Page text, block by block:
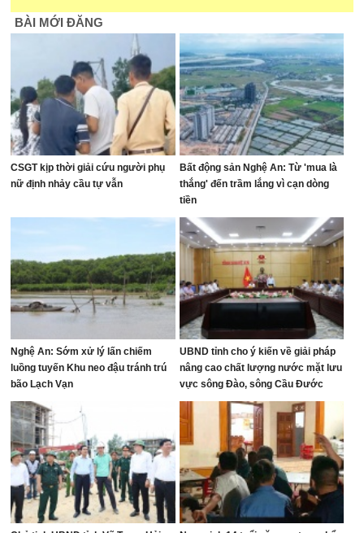
BÀI MỚI ĐĂNG
CSGT kịp thời giải cứu người phụ
nữ định nhảy cầu tự vẫn
Bất động sản Nghệ An: Từ 'mua là
thắng' đến trầm lắng vì cạn dòng
tiền
Nghệ An: Sớm xử lý lấn chiếm
luồng tuyến Khu neo đậu tránh trú
bão Lạch Vạn
UBND tỉnh cho ý kiến về giải pháp
nâng cao chất lượng nước mặt lưu
vực sông Đào, sông Cầu Đước